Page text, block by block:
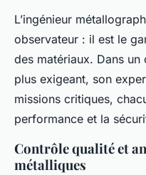
L’ingénieur
observateur : il est le
des matériaux. Dans
plus exigeant, son
missions critiques,
performance et la
Contrôle qualité et
métalliques